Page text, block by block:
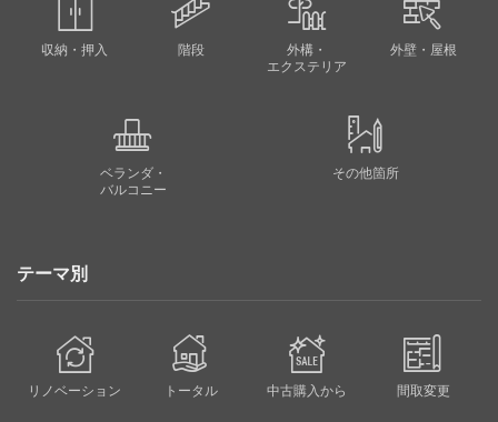
収納・押入 階段
外構・
エクステリア
外壁・屋根
ベランダ・
バルコニー
その他箇所
テーマ別
リノベーション トータル 中古購入から 間取変更